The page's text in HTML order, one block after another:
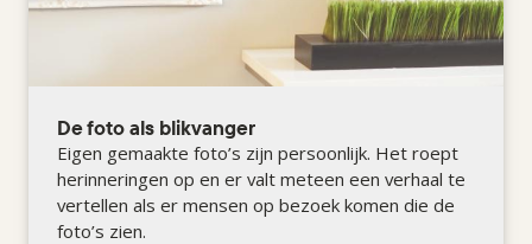
De foto als blikvanger
Eigen gemaakte foto’s zijn persoonlijk. Het roept
herinneringen op en er valt meteen een verhaal te
vertellen als er mensen op bezoek komen die de
foto’s zien.